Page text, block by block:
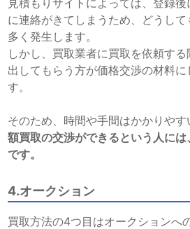
に連絡がきてしまうため、どうし
多く発生します。
しかし、買取業者に買取を依頼す
出してもらう方が価格交渉の材料
す。
そのため、時間や手間はかかりや
額買取の交渉ができるという人に
です。
4.オークション
買取方法の4つ目はオークションへ